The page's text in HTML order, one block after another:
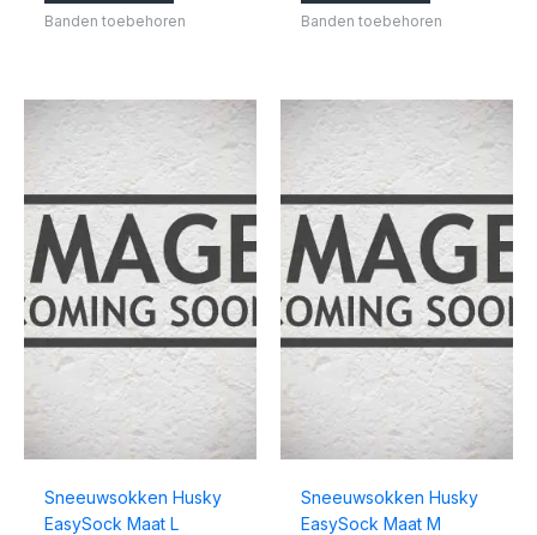
Banden toebehoren Banden toebehoren
Sneeuwsokken Husky
EasySock Maat L
Sneeuwsokken Husky
EasySock Maat M